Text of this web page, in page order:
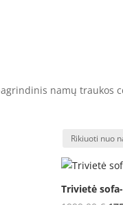
namų traukos
tik patogus, bet ir
ar pasirinksite
taip pat prabangiai,
malonaus
Trivietė